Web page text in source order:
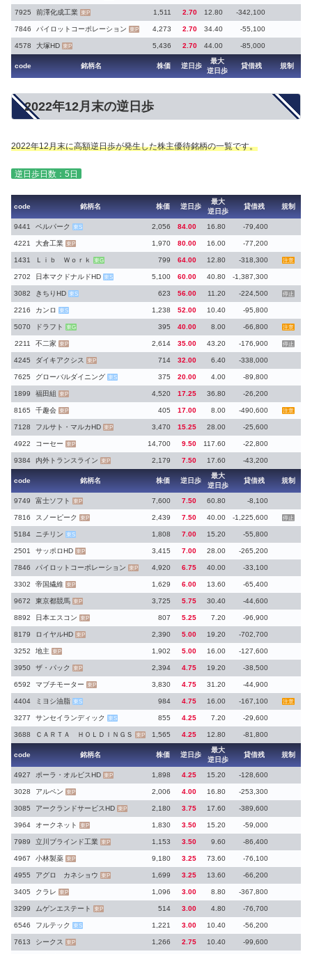
7925 前澤化成工業 東P 1,511 2.70 12.80 -342,100
7846 パイロットコーポレーション 東P 4,273 2.70 34.40 -55,100
4578 大塚HD 東P 5,436 2.70 44.00 -85,000
code 銘柄名 株価 逆日歩
最大
逆日歩
貸借残 規制
2022年12月末の逆日歩
2022年12月末に高額逆日歩が発生した株主優待銘柄の一覧です。
逆日歩日数：5日
code 銘柄名 株価 逆日歩
最大
逆日歩
貸借残 規制
9441 ベルパーク 東S 2,056 84.00 16.80 -79,400
4221 大倉工業 東P 1,970 80.00 16.00 -77,200
1431 Ｌｉｂ Ｗｏｒｋ 東G 799 64.00 12.80 -318,300 注意
2702 日本マクドナルドHD 東S 5,100 60.00 40.80 -1,387,300
3082 きちりHD 東S 623 56.00 11.20 -224,500 停止
2216 カンロ 東S 1,238 52.00 10.40 -95,800
5070 ドラフト 東G 395 40.00 8.00 -66,800 注意
2211 不二家 東P 2,614 35.00 43.20 -176,900 停止
4245 ダイキアクシス 東P 714 32.00 6.40 -338,000
7625 グローバルダイニング 東S 375 20.00 4.00 -89,800
1899 福田組 東P 4,520 17.25 36.80 -26,200
8165 千趣会 東P 405 17.00 8.00 -490,600 注意
7128 フルサト・マルカHD 東P 3,470 15.25 28.00 -25,600
4922 コーセー 東P 14,700 9.50 117.60 -22,800
9384 内外トランスライン 東P 2,179 7.50 17.60 -43,200
code 銘柄名 株価 逆日歩
最大
逆日歩
貸借残 規制
9749 富士ソフト 東P 7,600 7.50 60.80 -8,100
7816 スノーピーク 東P 2,439 7.50 40.00 -1,225,600 停止
5184 ニチリン 東S 1,808 7.00 15.20 -55,800
2501 サッポロHD 東P 3,415 7.00 28.00 -265,200
7846 パイロットコーポレーション 東P 4,920 6.75 40.00 -33,100
3302 帝国繊維 東P 1,629 6.00 13.60 -65,400
9672 東京都競馬 東P 3,725 5.75 30.40 -44,600
8892 日本エスコン 東P 807 5.25 7.20 -96,900
8179 ロイヤルHD 東P 2,390 5.00 19.20 -702,700
3252 地主 東P 1,902 5.00 16.00 -127,600
3950 ザ・パック 東P 2,394 4.75 19.20 -38,500
6592 マブチモーター 東P 3,830 4.75 31.20 -44,900
4404 ミヨシ油脂 東S 984 4.75 16.00 -167,100 注意
3277 サンセイランディック 東S 855 4.25 7.20 -29,600
3688 ＣＡＲＴＡ ＨＯＬＤＩＮＧＳ 東P 1,565 4.25 12.80 -81,800
code 銘柄名 株価 逆日歩
最大
逆日歩
貸借残 規制
4927 ポーラ・オルビスHD 東P 1,898 4.25 15.20 -128,600
3028 アルペン 東P 2,006 4.00 16.80 -253,300
3085 アークランドサービスHD 東P 2,180 3.75 17.60 -389,600
3964 オークネット 東P 1,830 3.50 15.20 -59,000
7989 立川ブラインド工業 東P 1,153 3.50 9.60 -86,400
4967 小林製薬 東P 9,180 3.25 73.60 -76,100
4955 アグロ カネショウ 東P 1,699 3.25 13.60 -66,200
3405 クラレ 東P 1,096 3.00 8.80 -367,800
3299 ムゲンエステート 東P 514 3.00 4.80 -76,700
6546 フルテック 東S 1,221 3.00 10.40 -56,200
7613 シークス 東P 1,266 2.75 10.40 -99,600